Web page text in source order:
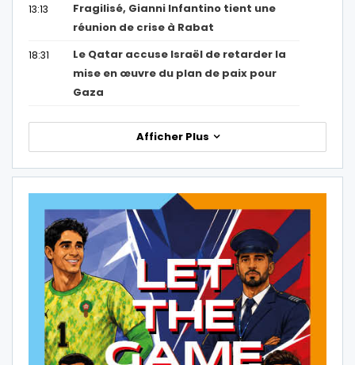
13:13
Fragilisé, Gianni Infantino tient une
réunion de crise à Rabat
18:31
Le Qatar accuse Israël de retarder la
mise en œuvre du plan de paix pour
Gaza
Afficher Plus